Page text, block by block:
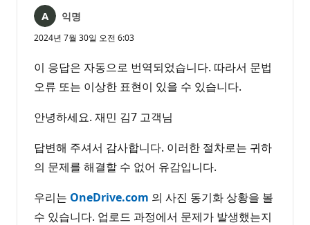
익명
2024년 7월 30일 오전 6:03
이 응답은 자동으로 번역되었습니다. 따라서 문법
오류 또는 이상한 표현이 있을 수 있습니다.
안녕하세요. 재민 김7 고객님
답변해 주셔서 감사합니다. 이러한 절차로는 귀하
의 문제를 해결할 수 없어 유감입니다.
우리는 OneDrive.com 의 사진 동기화 상황을 볼
수 있습니다. 업로드 과정에서 문제가 발생했는지